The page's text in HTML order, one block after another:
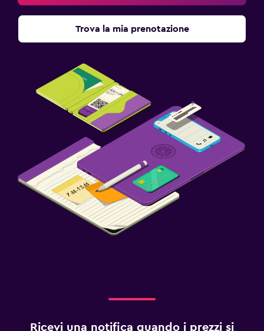
Trova la mia prenotazione
Ricevi una notifica quando i prezzi si